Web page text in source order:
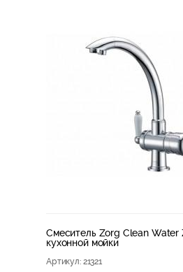
Смеситель Zorg Clean Water
кухонной мойки
Артикул: 21321